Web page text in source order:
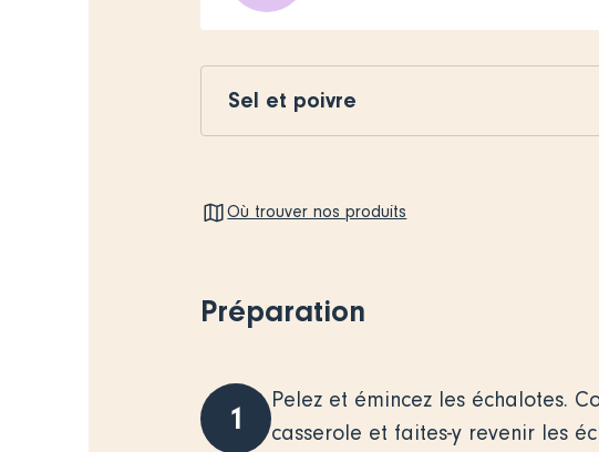
Sel et poivre
Où trouver nos produits
Préparation
1
Pelez et émincez les échalotes.
casserole et faites-y revenir les